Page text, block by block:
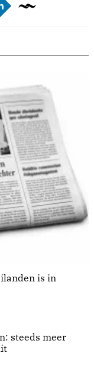
is in
steeds meer